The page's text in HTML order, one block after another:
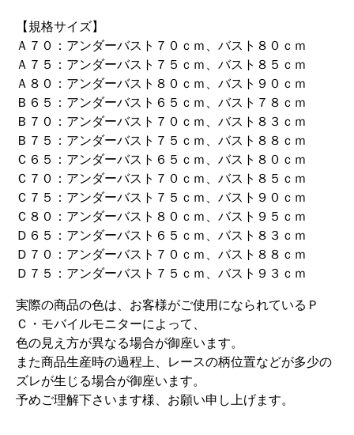
【規格サイズ】
Ａ７０：アンダーバスト７０ｃｍ、バスト８０ｃｍ
Ａ７５：アンダーバスト７５ｃｍ、バスト８５ｃｍ
Ａ８０：アンダーバスト８０ｃｍ、バスト９０ｃｍ
Ｂ６５：アンダーバスト６５ｃｍ、バスト７８ｃｍ
Ｂ７０：アンダーバスト７０ｃｍ、バスト８３ｃｍ
Ｂ７５：アンダーバスト７５ｃｍ、バスト８８ｃｍ
Ｃ６５：アンダーバスト６５ｃｍ、バスト８０ｃｍ
Ｃ７０：アンダーバスト７０ｃｍ、バスト８５ｃｍ
Ｃ７５：アンダーバスト７５ｃｍ、バスト９０ｃｍ
Ｃ８０：アンダーバスト８０ｃｍ、バスト９５ｃｍ
Ｄ６５：アンダーバスト６５ｃｍ、バスト８３ｃｍ
Ｄ７０：アンダーバスト７０ｃｍ、バスト８８ｃｍ
Ｄ７５：アンダーバスト７５ｃｍ、バスト９３ｃｍ
実際の商品の色は、お客様がご使用になられているＰ
Ｃ・モバイルモニターによって、
色の見え方が異なる場合が御座います。
また商品生産時の過程上、レースの柄位置などが多少の
ズレが生じる場合が御座います。
予めご理解下さいます様、お願い申し上げます。